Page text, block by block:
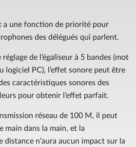
a une fonction de priorité pour
des délégués qui parlent.
de l’égaliseur à 5 bandes (mot
logiciel PC), l’effet sonore peut être
caractéristiques sonores des
pour obtenir l’effet parfait.
réseau de 100 M, il peut
main dans la main, et la
distance n’aura aucun impact sur la